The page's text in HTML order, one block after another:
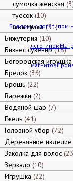
Брелоки с логотипом
логотипом
магнитов
сумочка женская 3
туесок 10
шкатулка 51
Бижутерия 10
Бизнес сувенир 18
Богородская игрушка
Брелок 36
Брошь 22
Варежки 2
Водяной шар 7
Гжель 41
Головной убор 72
Деревянное изделие
Заколка для волос 23
Зеркало 10
Игрушка 22